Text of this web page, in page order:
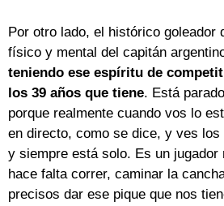
Por otro lado, el histórico goleador
físico y mental del capitán
teniendo ese espíritu de
los 39 años que tiene. Está
porque realmente cuando vos lo
en directo, como se dice, y ves los
y siempre está solo. Es un jugador
hace falta correr, caminar la
precisos dar ese pique que nos